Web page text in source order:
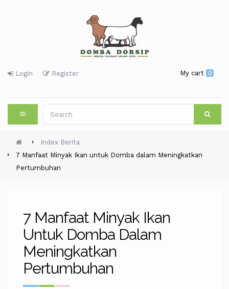
Login Register My cart 0
Index Berita
7 Manfaat Minyak Ikan untuk Domba dalam Meningkatkan
Pertumbuhan
7 Manfaat Minyak Ikan
Untuk Domba Dalam
Meningkatkan
Pertumbuhan